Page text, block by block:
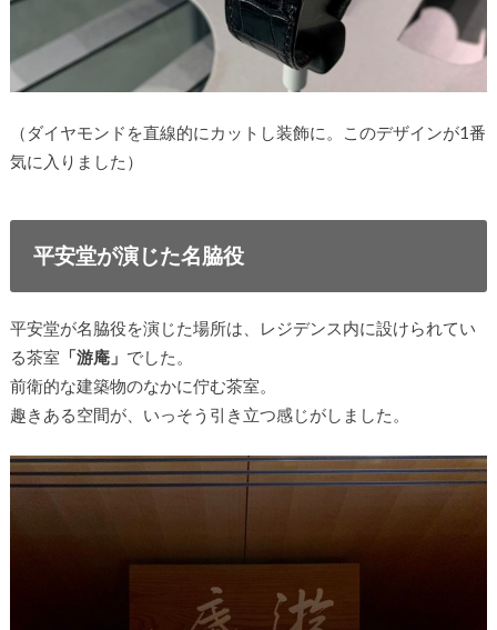
（ダイヤモンドを直線的にカットし装飾に。このデザインが1番
気に入りました）
平安堂が演じた名脇役
平安堂が名脇役を演じた場所は、レジデンス内に設けられてい
る茶室 「游庵」 でした。
前衛的な建築物のなかに佇む茶室。
趣きある空間が、いっそう引き立つ感じがしました。